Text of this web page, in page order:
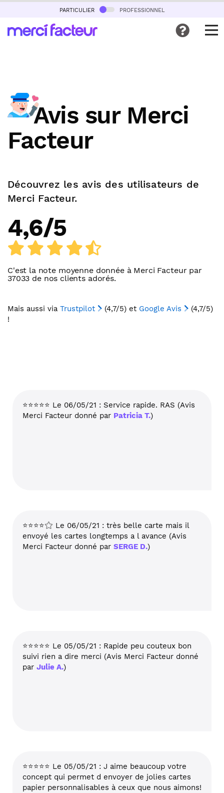
particulier professionnel
Avis sur Merci
Facteur
Découvrez les avis des utilisateurs de
Merci Facteur.
4,6/5
C'est la note moyenne donnée à Merci Facteur par
37033 de nos clients adorés.
Mais aussi via Trustpilot (4,7/5) et Google Avis
(4,7/5)
!
⭐⭐⭐⭐⭐ Le 06/05/21 : Service rapide. RAS (Avis
Merci Facteur donné par Patricia T.)
⭐⭐⭐⭐
Le 06/05/21 : très belle carte mais il
envoyé les cartes longtemps a l avance (Avis
Merci Facteur donné par SERGE D.)
⭐⭐⭐⭐⭐ Le 05/05/21 : Rapide peu couteux bon
suivi rien a dire merci (Avis Merci Facteur donné
par Julie A.)
⭐⭐⭐⭐⭐ Le 05/05/21 : J aime beaucoup votre
concept qui permet d envoyer de jolies cartes
papier personnalisables à ceux que nous aimons!